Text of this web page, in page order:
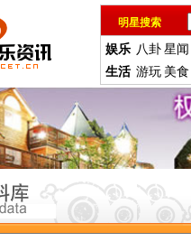
明星搜索
娱乐 八卦星闻
生活 游玩 美食